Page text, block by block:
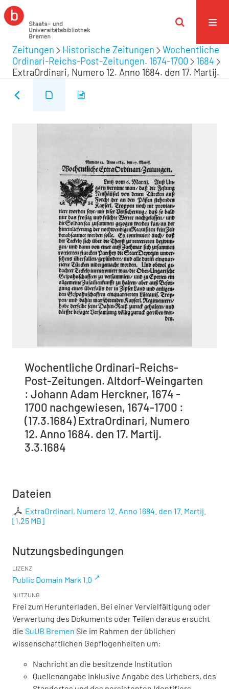
Zeitungen Historische Zeitungen
Wochentliche
Ordinari-Reichs-Post-Zeitungen. 1674-1700
1684
ExtraOrdinari, Numero 12. Anno 1684. den 17. Martij.
Wochentliche Ordinari-Reichs-
Post-Zeitungen. Altdorf-Weingarten
: Johann Adam Herckner, 1674 -
1700 nachgewiesen, 1674-1700 :
(17.3.1684) ExtraOrdinari, Numero
12. Anno 1684. den 17. Martij.
3.3.1684
Dateien
ExtraOrdinari, Numero 12. Anno 1684. den 17. Martij.
[1,25 MB]
Nutzungsbedingungen
LIZENZ
Public Domain Mark 1.0
NUTZUNG
Frei zum Herunterladen. Bei einer Vervielfältigung oder
Verwertung des Dokuments oder Teilen daraus ersucht
die SuUB Bremen Sie im Rahmen der üblichen
wissenschaftlichen Gepflogenheiten um:
Nachricht an die besitzende Institution
Quellenangabe inklusive Angabe des Urhebers, des